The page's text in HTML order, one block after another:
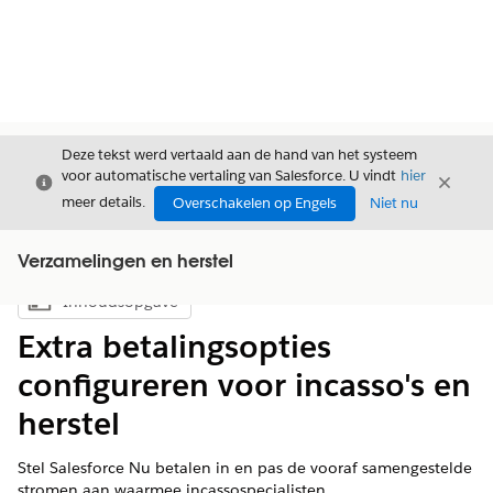
Sluiten
Deze tekst werd vertaald aan de hand van het systeem
voor automatische vertaling van Salesforce. U vindt hier
meer details.
Overschakelen op Engels Niet nu
Sluiten
Verzamelingen en herstel
Inhoudsopgave weergeven
Inhoudsopgave
Extra betalingsopties
configureren voor incasso's en
herstel
Stel Salesforce Nu betalen in en pas de vooraf samengestelde